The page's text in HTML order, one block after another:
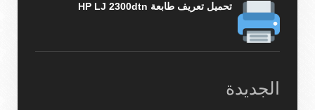
تحميل تعريف طابعة HP LJ 2300dtn
الجديدة